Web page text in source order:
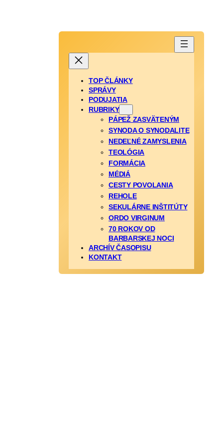
TOP ČLÁNKY
SPRÁVY
PODUJATIA
RUBRIKY
PÁPEŽ ZASVÄTENÝM
SYNODA O SYNODALITE
NEDEĽNÉ ZAMYSLENIA
TEOLÓGIA
FORMÁCIA
MÉDIÁ
CESTY POVOLANIA
REHOLE
SEKULÁRNE INŠTITÚTY
ORDO VIRGINUM
70 ROKOV OD
BARBARSKEJ NOCI
ARCHÍV ČASOPISU
KONTAKT